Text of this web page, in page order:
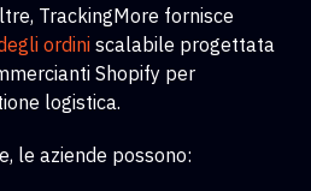
TrackingMore fornisce
ordini scalabile progettata
Shopify per
logistica.
le aziende possono: